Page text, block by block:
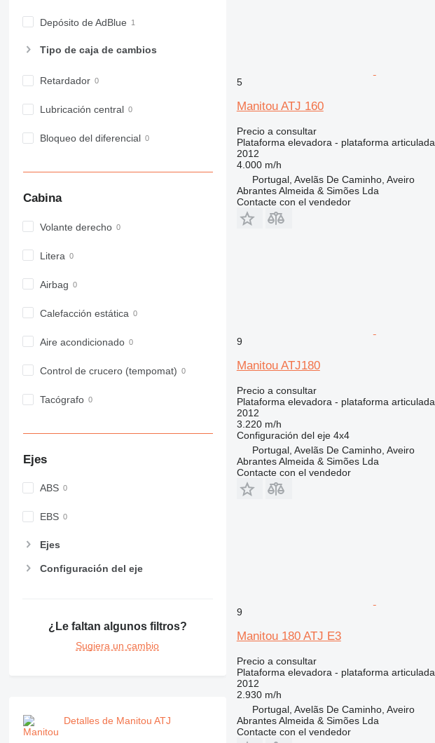
Depósito de AdBlue
Tipo de caja de cambios
Retardador
Lubricación central
Bloqueo del diferencial
Cabina
Volante derecho
Litera
Airbag
Calefacción estática
Aire acondicionado
Control de crucero (tempomat)
Tacógrafo
Ejes
ABS
EBS
Ejes
Configuración del eje
¿Le faltan algunos filtros?
Sugiera un cambio
Detalles de Manitou ATJ
5
Manitou ATJ 160
Precio a consultar
Plataforma elevadora - plataforma articulada
2012
4.000 m/h
Portugal, Avelãs De Caminho, Aveiro
Abrantes Almeida & Simões Lda
Contacte con el vendedor
9
Manitou ATJ180
Precio a consultar
Plataforma elevadora - plataforma articulada
2012
3.220 m/h
Configuración del eje 4x4
Portugal, Avelãs De Caminho, Aveiro
Abrantes Almeida & Simões Lda
Contacte con el vendedor
9
Manitou 180 ATJ E3
Precio a consultar
Plataforma elevadora - plataforma articulada
2012
2.930 m/h
Portugal, Avelãs De Caminho, Aveiro
Abrantes Almeida & Simões Lda
Contacte con el vendedor